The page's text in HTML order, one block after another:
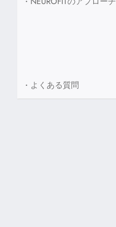
• よくある質問